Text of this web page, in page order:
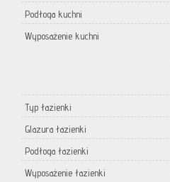
Podłoga kuchni
Wyposażenie kuchni
Typ łazienki
Glazura łazienki
Podłoga łazienki
Wyposażenie łazienki